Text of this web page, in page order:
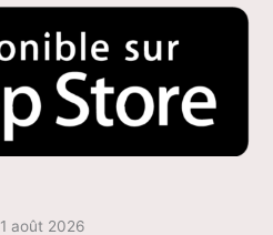
1 août 2026